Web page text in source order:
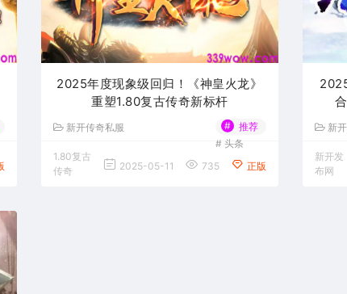
2025年度现象级回归！《神皇火龙》
重塑1.80复古传奇新标杆
新开传奇私服 #
推荐
# 头条
1.80复古
传奇
2025-05-11 735 正版
新
新开发
布网